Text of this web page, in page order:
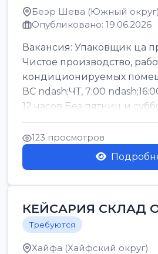
Беэр Шева (Южный округ)
Опубликовано: 19.06.2026
Вакансия: Упаковщик ца
Чистое производство,
кондиционируемых
ВС ndash;ЧТ, 7:00
12 часов Без пятниц и
Офаким, Нети...
123 просмотров
КЕЙСАРИЯ СКЛАД
Требуются
Хайфа (Хайфский округ)